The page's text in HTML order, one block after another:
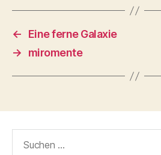
←
Eine ferne Galaxie
→
miromente
nach: